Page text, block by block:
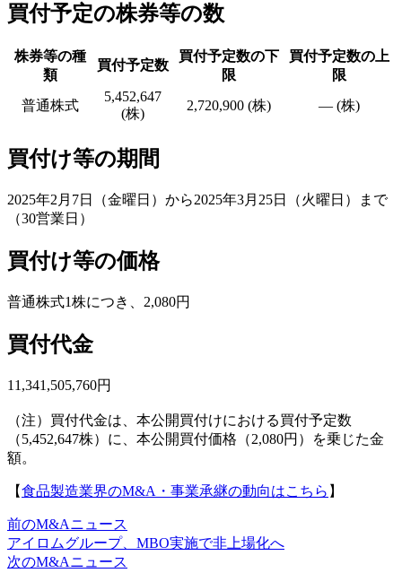
買付予定の株券等の数
株券等の種
類
買付予定数
買付予定数の下
限
買付予定数の上
限
普通株式
5,452,647
(株)
2,720,900 (株) ― (株)
買付け等の期間
2025年2月7日（金曜日）から2025年3月25日（火曜日）まで
（30営業日）
買付け等の価格
普通株式1株につき、2,080円
買付代金
11,341,505,760円
（注）買付代金は、本公開買付けにおける買付予定数
（5,452,647株）に、本公開買付価格（2,080円）を乗じた金
額。
【食品製造業界のM&A・事業承継の動向はこちら 】
前のM&Aニュース
アイロムグループ、MBO実施で非上場化へ
次のM&Aニュース